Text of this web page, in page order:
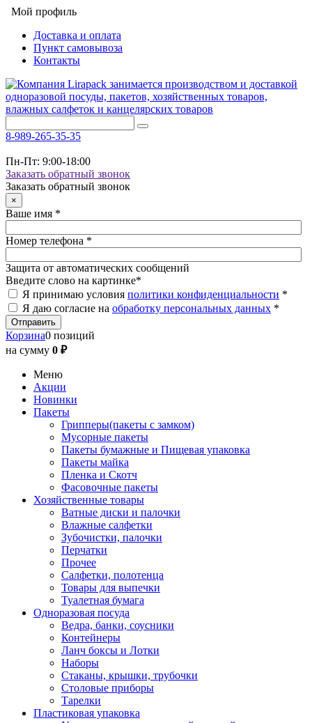
Мой профиль
Доставка и оплата
Пункт самовывоза
Контакты
8-989-265-35-35
Пн-Пт: 9:00-18:00
Заказать обратный звонок
Заказать обратный звонок
×
Ваше имя *
Номер телефона *
Защита от автоматических сообщений
Введите слово на картинке*
Я принимаю условия политики конфиденциальности *
Я даю согласие на обработку персональных данных *
Корзина0 позиций
на сумму 0 ₽
Меню
Акции
Новинки
Пакеты
Грипперы(пакеты с замком)
Мусорные пакеты
Пакеты бумажные и Пищевая упаковка
Пакеты майка
Пленка и Скотч
Фасовочные пакеты
Хозяйственные товары
Ватные диски и палочки
Влажные салфетки
Зубочистки, палочки
Перчатки
Прочее
Салфетки, полотенца
Товары для выпечки
Туалетная бумага
Одноразовая посуда
Ведра, банки, соусники
Контейнеры
Ланч боксы и Лотки
Наборы
Стаканы, крышки, трубочки
Столовые приборы
Тарелки
Пластиковая упаковка